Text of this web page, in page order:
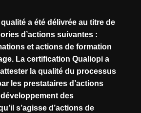
a été délivrée au titre de
d’actions suivantes :
et actions de formation
La certification Qualiopi a
la qualité du processus
les prestataires d’actions
des
s’agisse d’actions de